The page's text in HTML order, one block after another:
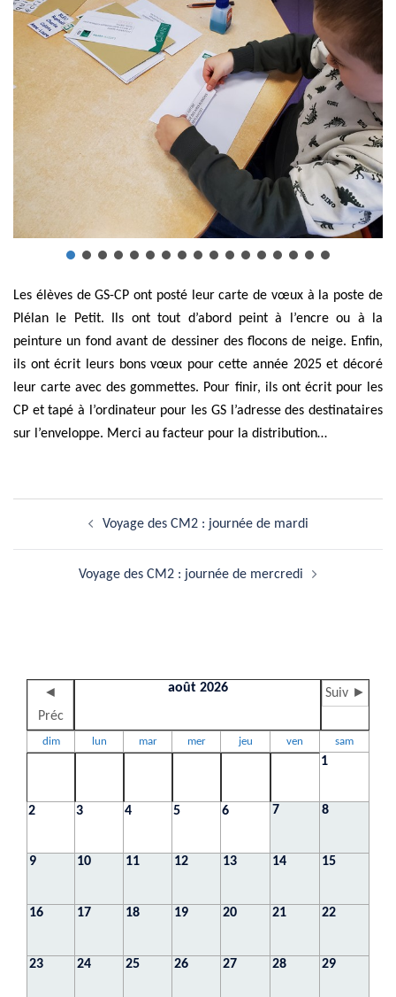
Les élèves de GS-CP ont posté leur carte de vœux à la poste de
Plélan le Petit. Ils ont tout d’abord peint à l’encre ou à la
peinture un fond avant de dessiner des flocons de neige. Enfin,
ils ont écrit leurs bons vœux pour cette année 2025 et décoré
leur carte avec des gommettes. Pour finir, ils ont écrit pour les
CP et tapé à l’ordinateur pour les GS l’adresse des destinataires
sur l’enveloppe. Merci au facteur pour la distribution…
Voyage des CM2 : journée de mardi
Voyage des CM2 : journée de mercredi
◄
Préc
août 2026 Suiv ►
dim lun mar mer jeu ven sam
1
2 3 4 5 6 7 8
9 10 11 12 13 14 15
16 17 18 19 20 21 22
23 24 25 26 27 28 29